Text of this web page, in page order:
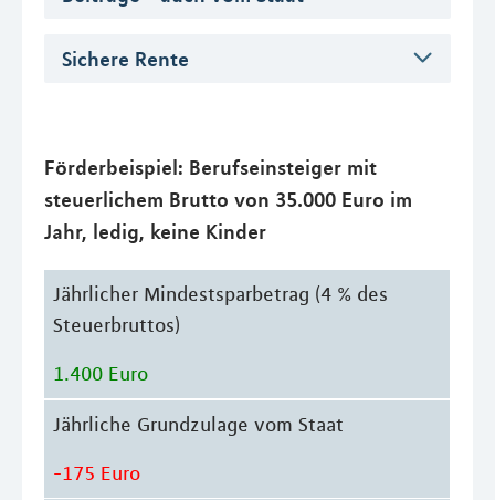
Sichere Rente
Förderbeispiel: Berufseinsteiger mit
steuerlichem Brutto von 35.000 Euro im
Jahr, ledig, keine Kinder
Jährlicher Mindestsparbetrag (4 % des
Steuerbruttos)
1.400 Euro
Jährliche Grundzulage vom Staat
-175 Euro